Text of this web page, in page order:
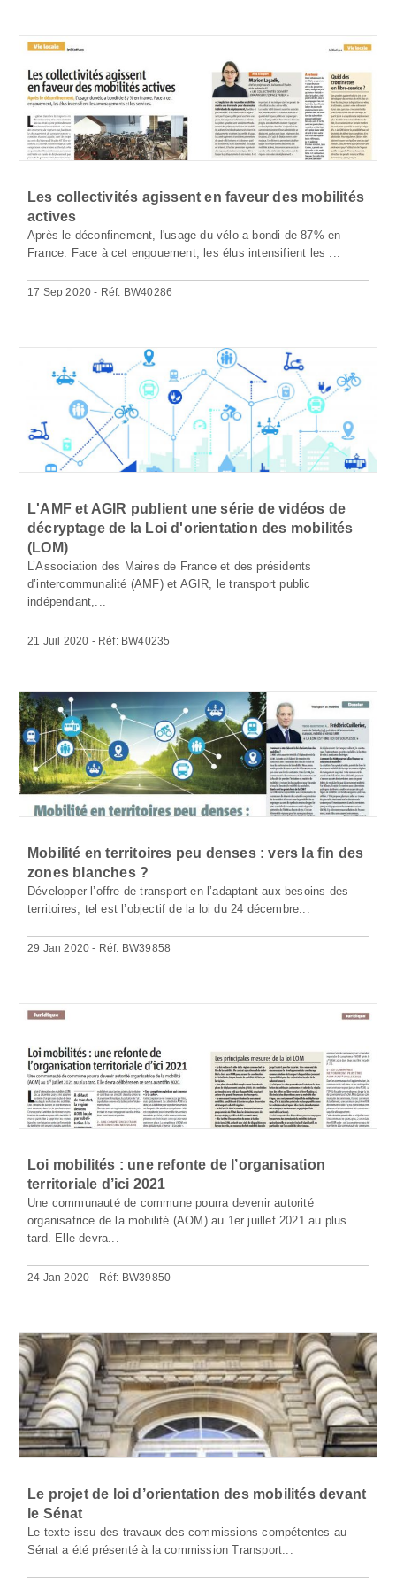
Les collectivités agissent en faveur des mobilités
actives
Après le déconfinement, l'usage du vélo a bondi de 87% en
France. Face à cet engouement, les élus intensifient les ...
17 Sep 2020 - Réf: BW40286
L'AMF et AGIR publient une série de vidéos de
décryptage de la Loi d'orientation des mobilités
(LOM)
L’Association des Maires de France et des présidents
d’intercommunalité (AMF) et AGIR, le transport public
indépendant,...
21 Juil 2020 - Réf: BW40235
Mobilité en territoires peu denses : vers la fin des
zones blanches ?
Développer l’offre de transport en l’adaptant aux besoins des
territoires, tel est l’objectif de la loi du 24 décembre...
29 Jan 2020 - Réf: BW39858
Loi mobilités : une refonte de l’organisation
territoriale d’ici 2021
Une communauté de commune pourra devenir autorité
organisatrice de la mobilité (AOM) au 1er juillet 2021 au plus
tard. Elle devra...
24 Jan 2020 - Réf: BW39850
Le projet de loi d’orientation des mobilités devant
le Sénat
Le texte issu des travaux des commissions compétentes au
Sénat a été présenté à la commission Transport...